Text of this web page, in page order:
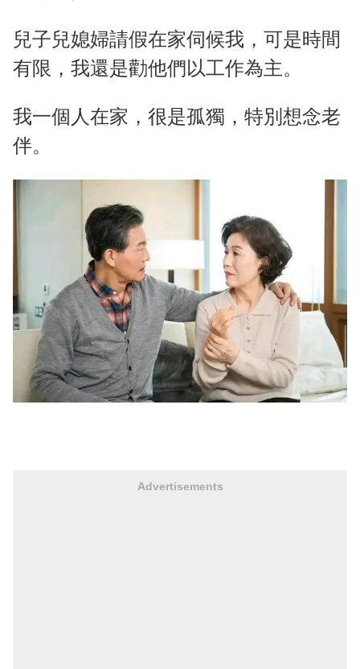
兒子兒媳婦請假在家伺候我，可是時間
有限，我還是勸他們以工作為主。
我一個人在家，很是孤獨，特別想念老
伴。
Advertisements